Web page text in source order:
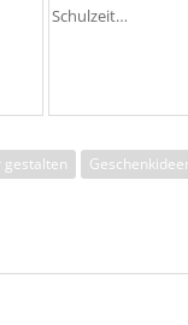
Schulzeit…
gestalten